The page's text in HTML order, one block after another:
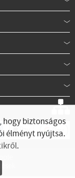
hogy biztonságos
élményt nyújtsa.
.